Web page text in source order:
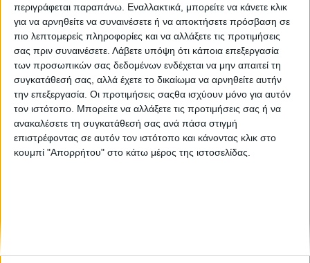
περιγράφεται παραπάνω. Εναλλακτικά, μπορείτε να κάνετε κλικ
για να αρνηθείτε να συναινέσετε ή να αποκτήσετε πρόσβαση σε
πιο λεπτομερείς πληροφορίες και να αλλάξετε τις προτιμήσεις
σας πριν συναινέσετε. Λάβετε υπόψη ότι κάποια επεξεργασία
των προσωπικών σας δεδομένων ενδέχεται να μην απαιτεί τη
συγκατάθεσή σας, αλλά έχετε το δικαίωμα να αρνηθείτε αυτήν
την επεξεργασία. Οι προτιμήσεις σαςθα ισχύουν μόνο για αυτόν
τον ιστότοπο. Μπορείτε να αλλάξετε τις προτιμήσεις σας ή να
ανακαλέσετε τη συγκατάθεσή σας ανά πάσα στιγμή
επιστρέφοντας σε αυτόν τον ιστότοπο και κάνοντας κλικ στο
κουμπί "Απορρήτου" στο κάτω μέρος της ιστοσελίδας.
Αλγόριθμος της Ducati προβλέπει και προσαρμόζει
δυναμικά τη συντήρηση της Desmo450 MX
Ένας αλγόριθμος της Ducati Corse αλλάζει τα δεδομένα
υπολογίζοντας τη φθορά του κινητήρα σε πραγματικό χρόνο
και παραμετροποιώντας τα διαστήματα συντήρησης αναλόγως.
Η Ducati εισάγει μια σημαντική ...